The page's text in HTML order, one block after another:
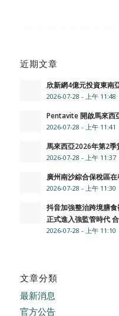
近期文章
欣新網4億元投資東南
2026-07-28 - 上午 11:48
Pentavite 開啟馬來西
2026-07-28 - 上午 11:41
馬來西亞2026年第2季
2026-07-28 - 上午 11:37
廣州南沙綜合保稅區
2026-07-28 - 上午 11:30
抖音加強整治跨境膳
正式進入強監管時代
2026-07-28 - 上午 11:10
文章分類
最新消息
官方公告